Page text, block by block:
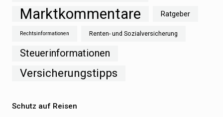
Marktkommentare Ratgeber
Rechtsinformationen Renten- und Sozialversicherung
Steuerinformationen
Versicherungstipps
Schutz auf Reisen